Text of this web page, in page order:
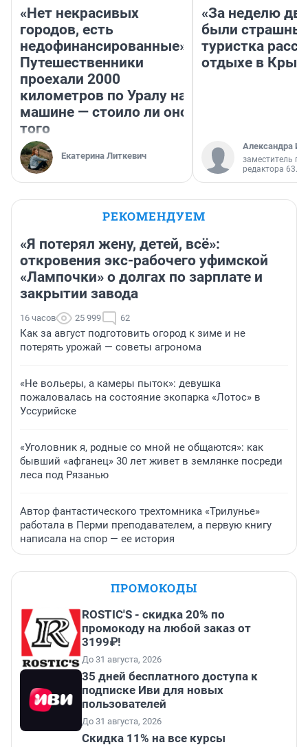
«Нет некрасивых
городов, есть
недофинансированные».
Путешественники
проехали 2000
километров по Уралу на
машине — стоило ли оно
того
Екатерина Литкевич
«За неделю
были
туристка
отдыхе в
Александра
заместитель
редактора 63.RU
РЕКОМЕНДУЕМ
«Я потерял жену, детей, всё»:
откровения экс-рабочего уфимской
«Лампочки» о долгах по зарплате и
закрытии завода
16 часов 25 999 62
Как за август подготовить огород к зиме и не
потерять урожай — советы агронома
«Не вольеры, а камеры пыток»: девушка
пожаловалась на состояние экопарка «Лотос» в
Уссурийске
«Уголовник я, родные со мной не общаются»: как
бывший «афганец» 30 лет живет в землянке посреди
леса под Рязанью
Автор фантастического трехтомника «Трилунье»
работала в Перми преподавателем, а первую книгу
написала на спор — ее история
ПРОМОКОДЫ
ROSTIC'S - скидка 20% по
промокоду на любой заказ от
3199₽!
До 31 августа, 2026
35 дней бесплатного доступа к
подписке Иви для новых
пользователей
До 31 августа, 2026
Скидка 11% на все курсы